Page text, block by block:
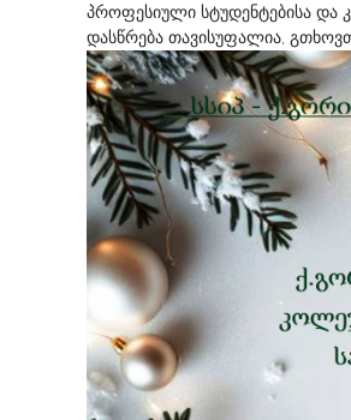
პროფესიული სტუდენტებისა და
დასწრება თავისუფალია,